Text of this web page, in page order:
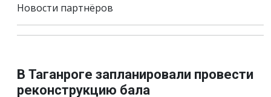
Новости партнёров
В Таганроге запланировали провести
реконструкцию бала